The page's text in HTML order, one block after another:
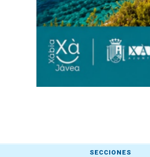
SECCIONES